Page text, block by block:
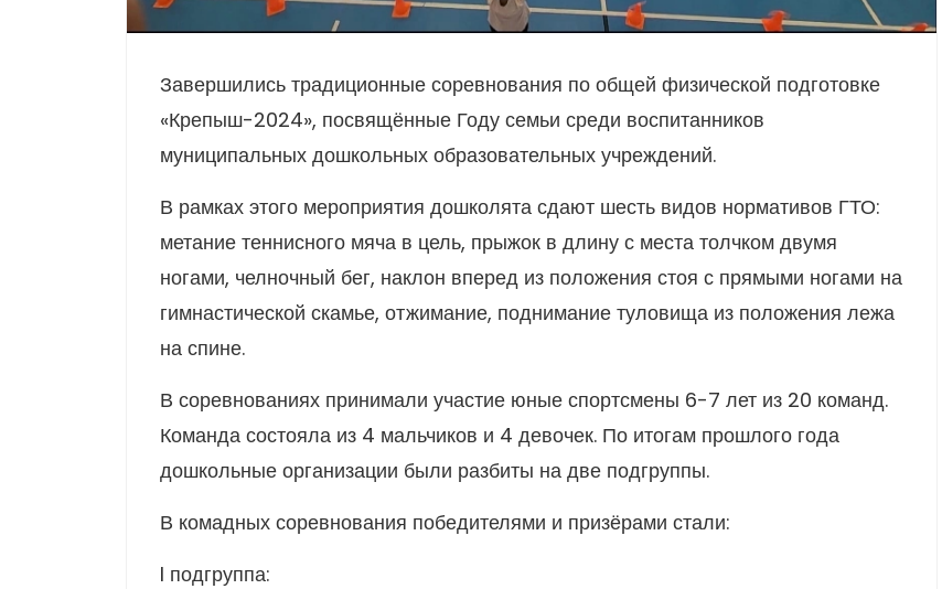
Завершились традиционные соревнования по общей физической подготовке
«Крепыш-2024», посвящённые Году семьи среди воспитанников
муниципальных дошкольных образовательных учреждений.
В рамках этого мероприятия дошколята сдают шесть видов нормативов ГТО:
метание теннисного мяча в цель, прыжок в длину с места толчком двумя
ногами, челночный бег, наклон вперед из положения стоя с прямыми ногами на
гимнастической скамье, отжимание, поднимание туловища из положения лежа
на спине.
В соревнованиях принимали участие юные спортсмены 6-7 лет из 20 команд.
Команда состояла из 4 мальчиков и 4 девочек. По итогам прошлого года
дошкольные организации были разбиты на две подгруппы.
В комадных соревнования победителями и призёрами стали:
I подгруппа: